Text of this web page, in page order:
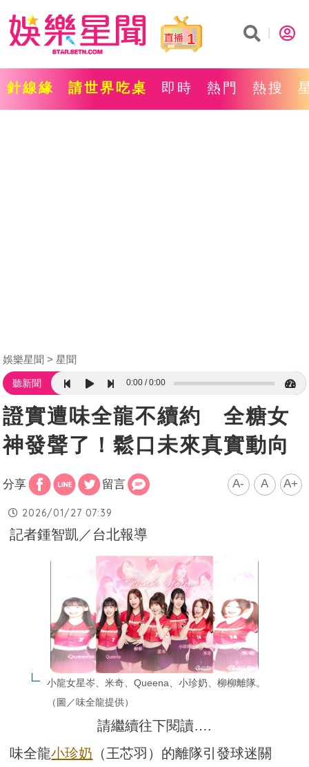
1
針線緣 請世界吃桌 即時 熱門 熱搜
娛樂星聞 星聞
聽新聞 0:00 0:00
證實遭味全龍不續約 全糖女
神發聲了！鬆口未來真實動向
分享 留言 A- A A+
2026/01/27 07:39
記者鍾智凱／台北報導
小龍女星岑、米奇、Queena、小珍奶、柳柳離隊。
（圖／味全龍提供）
請繼續往下閱讀….
味全龍小珍奶 （王芯羽）的離隊引發球迷關